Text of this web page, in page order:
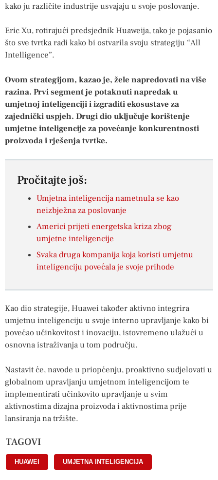
kako ju različite industrije usvajaju u svoje poslovanje.
Eric Xu, rotirajući predsjednik Huaweija, tako je pojasanio
što sve tvrtka radi kako bi ostvarila svoju strategiju “All
Intelligence”.
Ovom strategijom, kazao je, žele napredovati na više
razina. Prvi segment je potaknuti napredak u
umjetnoj inteligenciji i izgraditi ekosustave za
zajednički uspjeh. Drugi dio uključuje korištenje
umjetne inteligencije za povećanje konkurentnosti
proizvoda i rješenja tvrtke.
Pročitajte još:
Umjetna inteligencija nametnula se kao
neizbježna za poslovanje
Americi prijeti energetska kriza zbog
umjetne inteligencije
Svaka druga kompanija koja koristi umjetnu
inteligenciju povećala je svoje prihode
Kao dio strategije, Huawei također aktivno integrira
umjetnu inteligenciju u svoje interno upravljanje kako bi
povećao učinkovitost i inovaciju, istovremeno ulažući u
osnovna istraživanja u tom području.
Nastavit će, navode u priopćenju, proaktivno sudjelovati u
globalnom upravljanju umjetnom inteligencijom te
implementirati učinkovito upravljanje u svim
aktivnostima dizajna proizvoda i aktivnostima prije
lansiranja na tržište.
TAGOVI
HUAWEI UMJETNA INTELIGENCIJA